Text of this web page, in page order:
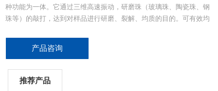
种功能为一体。它通过三维高速振动，研磨珠（玻璃珠、陶瓷珠、钢
珠等）的敲打，达到对样品进行研磨、裂解、均质的目的。可有效均
快速、高效、稳定、批量的提取样品中DNA/RNA/蛋白质等，并保留
产品咨询
推荐产品